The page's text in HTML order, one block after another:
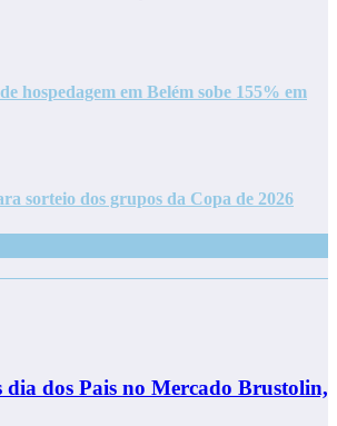
hospedagem em Belém sobe 155% em
sorteio dos grupos da Copa de 2026
dia dos Pais no Mercado Brustolin,